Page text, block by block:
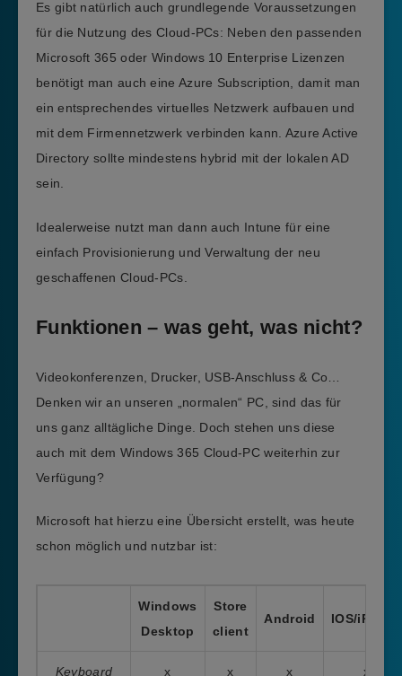
Es gibt natürlich auch grundlegende Voraussetzungen
für die Nutzung des Cloud-PCs: Neben den passenden
Microsoft 365 oder Windows 10 Enterprise Lizenzen
benötigt man auch eine Azure Subscription, damit man
ein entsprechendes virtuelles Netzwerk aufbauen und
mit dem Firmennetzwerk verbinden kann. Azure Active
Directory sollte mindestens hybrid mit der lokalen AD
sein.
Idealerweise nutzt man dann auch Intune für eine
einfach Provisionierung und Verwaltung der neu
geschaffenen Cloud-PCs.
Funktionen – was geht, was nicht?
Videokonferenzen, Drucker, USB-Anschluss & Co…
Denken wir an unseren „normalen“ PC, sind das für
uns ganz alltägliche Dinge. Doch stehen uns diese
auch mit dem Windows 365 Cloud-PC weiterhin zur
Verfügung?
Microsoft hat hierzu eine Übersicht erstellt, was heute
schon möglich und nutzbar ist:
Windows
Desktop
Store
client
Android IOS/iPasOs
Keyboard x x x x